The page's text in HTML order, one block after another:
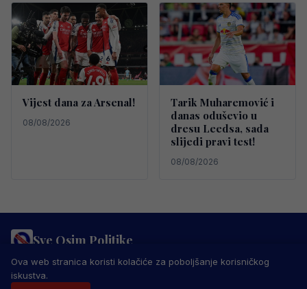
Vijest dana za Arsenal!
08/08/2026
Tarik Muharemović i
danas oduševio u
dresu Leedsa, sada
slijedi pravi test!
08/08/2026
Sve Osim Politike
PRAVILA PRIVATNOSTI MARKETING
USLOVI KORIŠTENJA
IMPRESSUM
© 2026 Sve Osim Politike. Sva prava zadržana.
Ova web stranica koristi kolačiće za poboljšanje korisničkog
iskustva.